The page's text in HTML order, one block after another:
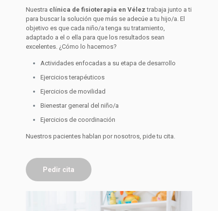
Nuestra clínica de fisioterapia en Vélez trabaja junto a ti
para buscar la solución que más se adecúe a tu hijo/a. El
objetivo es que cada niño/a tenga su tratamiento,
adaptado a el o ella para que los resultados sean
excelentes. ¿Cómo lo hacemos?
Actividades enfocadas a su etapa de desarrollo
Ejercicios terapéuticos
Ejercicios de movilidad
Bienestar general del niño/a
Ejercicios de coordinación
Nuestros pacientes hablan por nosotros, pide tu cita.
Pedir cita